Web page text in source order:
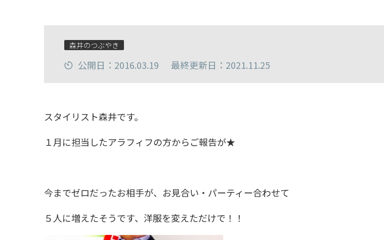
森井のつぶやき
公開日：2016.03.19 最終更新日：2021.11.25
スタイリスト森井です。
１月に担当したアラフィフの方からご報告が★
今までゼロだったお相手が、お見合い・パーティー合わせて
５人に増えたそうです、洋服を変えただけで！！